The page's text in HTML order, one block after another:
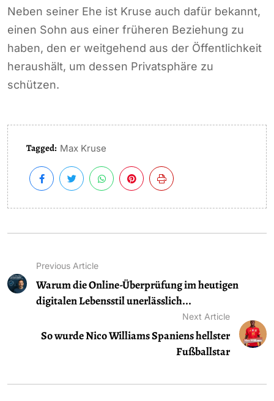
Neben seiner Ehe ist Kruse auch dafür bekannt,
einen Sohn aus einer früheren Beziehung zu
haben, den er weitgehend aus der Öffentlichkeit
heraushält, um dessen Privatsphäre zu
schützen.
Tagged: Max Kruse
Previous Article
Warum die Online-Überprüfung im heutigen
digitalen Lebensstil unerlässlich...
Next Article
So wurde Nico Williams Spaniens hellster
Fußballstar